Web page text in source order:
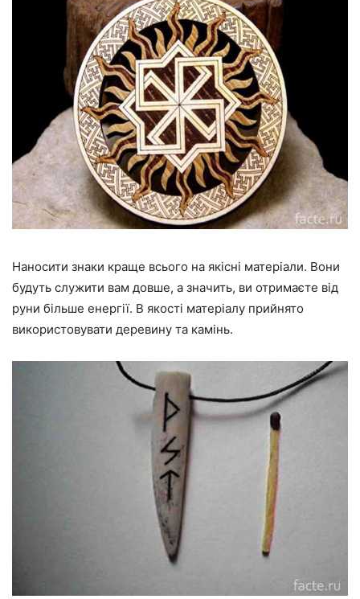
Наносити знаки краще всього на якісні матеріали. Вони
будуть служити вам довше, а значить, ви отримаєте від
руни більше енергії. В якості матеріалу прийнято
використовувати деревину та камінь.